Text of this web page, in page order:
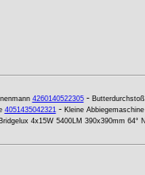
4260140522305-
4051435042321- Kleine
4x15W 5400LM 390x390mm 64°